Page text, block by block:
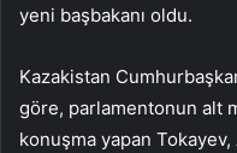
yeni başbakanı oldu.
Kazakistan
göre, parlamentonun alt
konuşma yapan